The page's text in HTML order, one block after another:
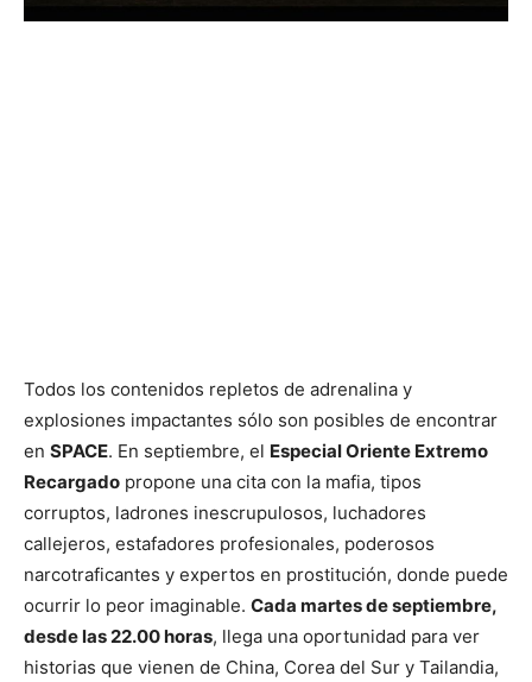
Todos los contenidos repletos de adrenalina y
explosiones impactantes sólo son posibles de encontrar
en SPACE. En septiembre, el Especial Oriente Extremo
Recargado propone una cita con la mafia, tipos
corruptos, ladrones inescrupulosos, luchadores
callejeros, estafadores profesionales, poderosos
narcotraficantes y expertos en prostitución, donde puede
ocurrir lo peor imaginable. Cada martes de septiembre,
desde las 22.00 horas, llega una oportunidad para ver
historias que vienen de China, Corea del Sur y Tailandia,